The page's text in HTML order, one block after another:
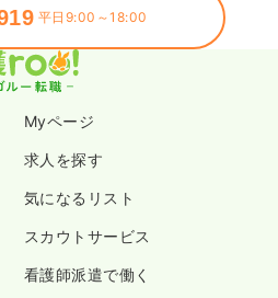
平日9:00～18:00
Myページ
求人を探す
気になるリスト
スカウトサービス
看護師派遣で働く